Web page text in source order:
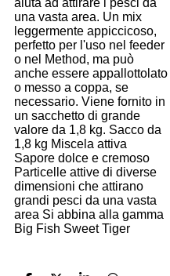
aiuta ad attirare i pesci da
una vasta area. Un mix
leggermente appiccicoso,
perfetto per l'uso nel feeder
o nel Method, ma può
anche essere appallottolato
o messo a coppa, se
necessario. Viene fornito in
un sacchetto di grande
valore da 1,8 kg. Sacco da
1,8 kg Miscela attiva
Sapore dolce e cremoso
Particelle attive di diverse
dimensioni che attirano
grandi pesci da una vasta
area Si abbina alla gamma
Big Fish Sweet Tiger